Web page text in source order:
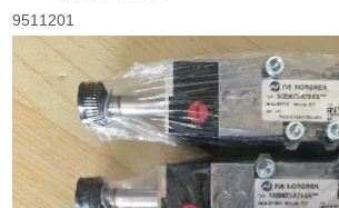
9511201